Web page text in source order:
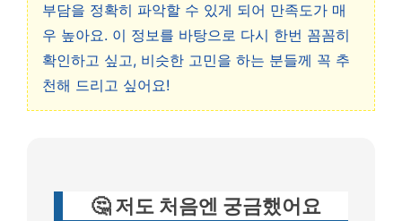
부담을 정확히 파악할 수 있게 되어 만족도가 매
우 높아요. 이 정보를 바탕으로 다시 한번 꼼꼼히
확인하고 싶고, 비슷한 고민을 하는 분들께 꼭 추
천해 드리고 싶어요!
🤔 저도 처음엔 궁금했어요